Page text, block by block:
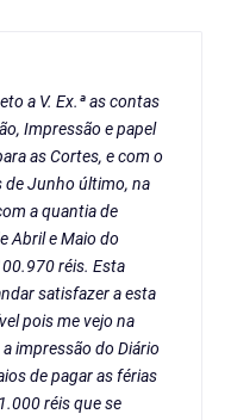
a V. Ex.ª as contas
Impressão e papel
as Cortes, e com o
de Junho último, na
a quantia de
Abril e Maio do
réis. Esta
satisfazer a esta
pois me vejo na
impressão do Diário
de pagar as férias
réis que se